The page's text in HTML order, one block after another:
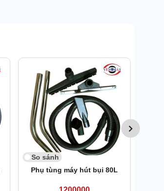
So sánh
Phụ tùng máy hút bụi 80L